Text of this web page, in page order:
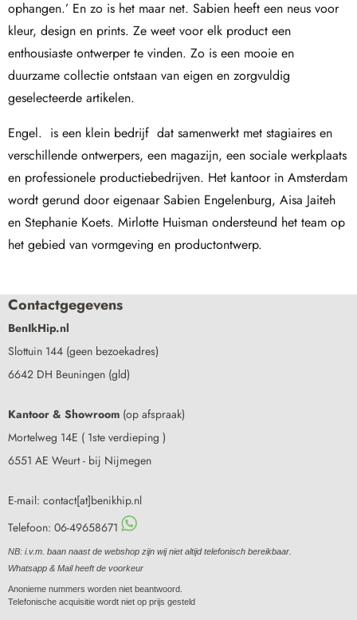
ophangen.’ En zo is het maar net. Sabien heeft een neus voor
kleur, design en prints. Ze weet voor elk product een
enthousiaste ontwerper te vinden. Zo is een mooie en
duurzame collectie ontstaan van eigen en zorgvuldig
geselecteerde artikelen.
Engel. is een klein bedrijf dat samenwerkt met stagiaires en
verschillende ontwerpers, een magazijn, een sociale werkplaats
en professionele productiebedrijven. Het kantoor in Amsterdam
wordt gerund door eigenaar Sabien Engelenburg, Aisa Jaiteh
en Stephanie Koets. Mirlotte Huisman ondersteund het team op
het gebied van vormgeving en productontwerp.
Contactgegevens
BenIkHip.nl
Slottuin 144 (geen bezoekadres)
6642 DH Beuningen (gld)
Kantoor & Showroom (op afspraak)
Mortelweg 14E ( 1ste verdieping )
6551 AE Weurt - bij Nijmegen
E-mail: contact[at]benikhip.nl
Telefoon: 06-49658671
NB: i.v.m. baan naast de webshop zijn wij niet altijd telefonisch bereikbaar.
Whatsapp & Mail heeft de voorkeur
Anonieme nummers worden niet beantwoord.
Telefonische acquisitie wordt niet op prijs gesteld